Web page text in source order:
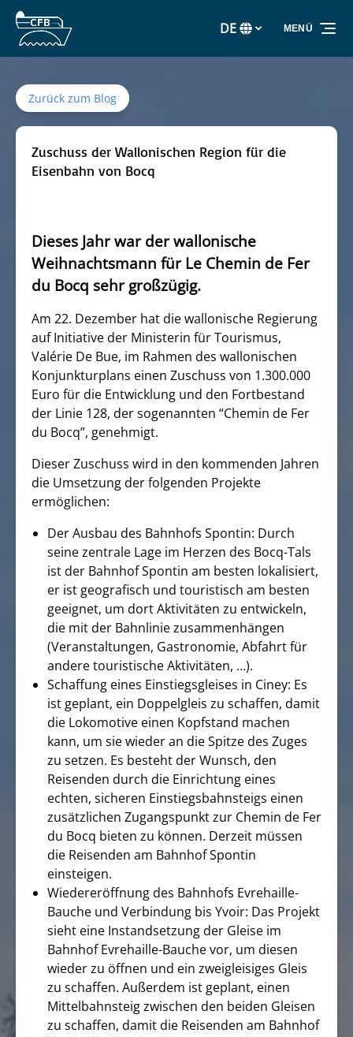
Zur Primärnavigation springen
Zum Inhalt springen
Zur Fußzeile springen
Wählen
Sie
DE MENÜ
Zurück zum Blog
Zuschuss der Wallonischen Region für die
Eisenbahn von Bocq
Dieses Jahr war der wallonische
Weihnachtsmann für Le Chemin de Fer
du Bocq sehr großzügig.
Am 22. Dezember hat die wallonische Regierung
auf Initiative der Ministerin für Tourismus,
Valérie De Bue, im Rahmen des wallonischen
Konjunkturplans einen Zuschuss von 1.300.000
Euro für die Entwicklung und den Fortbestand
der Linie 128, der sogenannten “Chemin de Fer
du Bocq”, genehmigt.
Dieser Zuschuss wird in den kommenden Jahren
die Umsetzung der folgenden Projekte
ermöglichen:
Der Ausbau des Bahnhofs Spontin: Durch
seine zentrale Lage im Herzen des Bocq-Tals
ist der Bahnhof Spontin am besten lokalisiert,
er ist geografisch und touristisch am besten
geeignet, um dort Aktivitäten zu entwickeln,
die mit der Bahnlinie zusammenhängen
(Veranstaltungen, Gastronomie, Abfahrt für
andere touristische Aktivitäten, …).
Schaffung eines Einstiegsgleises in Ciney: Es
ist geplant, ein Doppelgleis zu schaffen, damit
die Lokomotive einen Kopfstand machen
kann, um sie wieder an die Spitze des Zuges
zu setzen. Es besteht der Wunsch, den
Reisenden durch die Einrichtung eines
echten, sicheren Einstiegsbahnsteigs einen
zusätzlichen Zugangspunkt zur Chemin de Fer
du Bocq bieten zu können. Derzeit müssen
die Reisenden am Bahnhof Spontin
einsteigen.
Wiedereröffnung des Bahnhofs Evrehaille-
Bauche und Verbindung bis Yvoir: Das Projekt
sieht eine Instandsetzung der Gleise im
Bahnhof Evrehaille-Bauche vor, um diesen
wieder zu öffnen und ein zweigleisiges Gleis
zu schaffen. Außerdem ist geplant, einen
Mittelbahnsteig zwischen den beiden Gleisen
zu schaffen, damit die Reisenden am Bahnhof